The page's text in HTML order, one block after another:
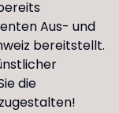
Aus- und
bereitstellt.
die